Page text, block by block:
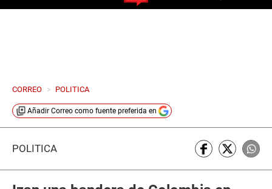
CORREO > POLITICA
Añadir Correo como fuente preferida en
POLÍTICA